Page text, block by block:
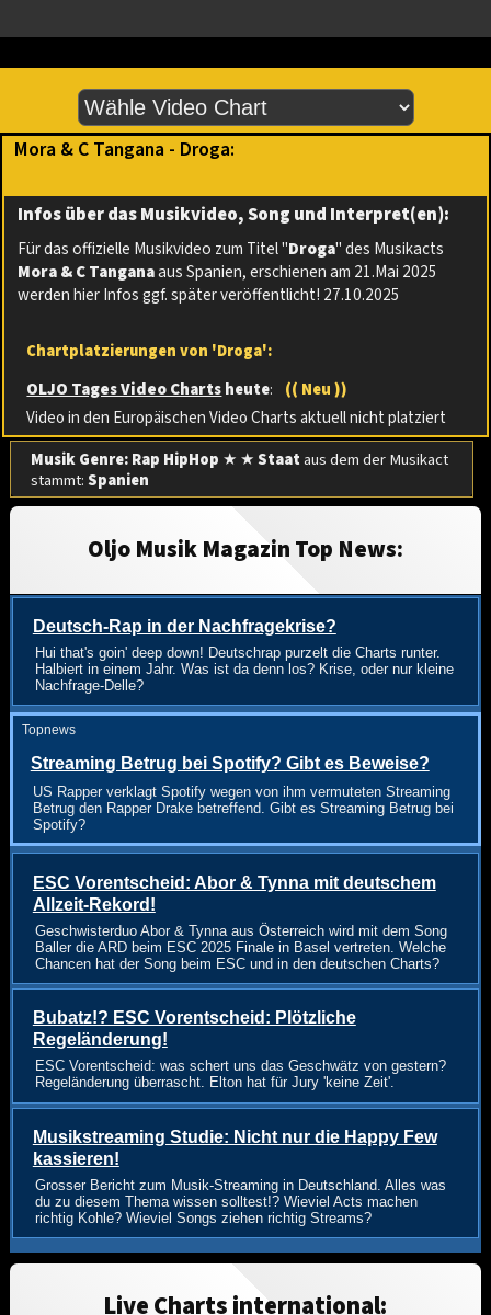
Mora & C Tangana - Droga:
Infos über das Musikvideo, Song und Interpret(en):
Für das offizielle Musikvideo zum Titel "Droga" des Musikacts
Mora & C Tanganaaus Spanien, erschienen am 21.Mai 2025
werden hier Infos ggf. später veröffentlicht! 27.10.2025
Chartplatzierungen von 'Droga':
OLJO Tages Video Chartsheute:
(( Neu ))
Video in den Europäischen Video Charts aktuell nicht platziert
Musik Genre: Rap HipHop ★ ★Staataus dem der Musikact
stammt:Spanien
Oljo Musik Magazin Top News:
Deutsch-Rap in der Nachfragekrise?
Hui that's goin' deep down! Deutschrap purzelt die Charts runter.
Halbiert in einem Jahr. Was ist da denn los? Krise, oder nur kleine
Nachfrage-Delle?
Topnews
Streaming Betrug bei Spotify? Gibt es Beweise?
US Rapper verklagt Spotify wegen von ihm vermuteten Streaming
Betrug den Rapper Drake betreffend. Gibt es Streaming Betrug bei
Spotify?
ESC Vorentscheid: Abor & Tynna mit deutschem
Allzeit-Rekord!
Geschwisterduo Abor & Tynna aus Österreich wird mit dem Song
Baller die ARD beim ESC 2025 Finale in Basel vertreten. Welche
Chancen hat der Song beim ESC und in den deutschen Charts?
Bubatz!? ESC Vorentscheid: Plötzliche
Regeländerung!
ESC Vorentscheid: was schert uns das Geschwätz von gestern?
Regeländerung überrascht. Elton hat für Jury 'keine Zeit'.
Musikstreaming Studie: Nicht nur die Happy Few
kassieren!
Grosser Bericht zum Musik-Streaming in Deutschland. Alles was
du zu diesem Thema wissen solltest!? Wieviel Acts machen
richtig Kohle? Wieviel Songs ziehen richtig Streams?
Live Charts international: